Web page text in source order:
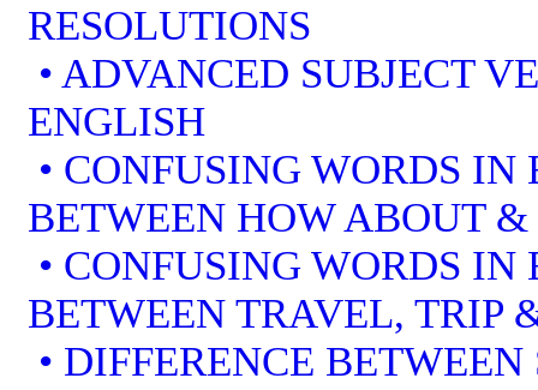
RESOLUTIONS
• ADVANCED SUBJECT
ENGLISH
• CONFUSING WORDS
BETWEEN HOW ABOUT
• CONFUSING WORDS
BETWEEN TRAVEL, TRIP
• DIFFERENCE